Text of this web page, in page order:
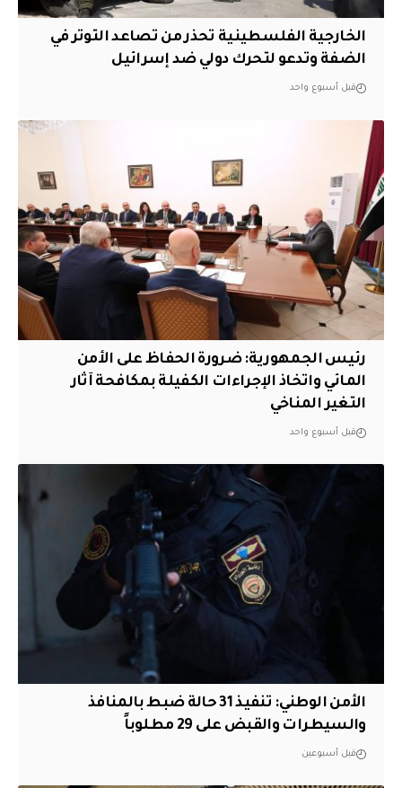
الخارجية الفلسطينية تحذر من تصاعد التوتر في
الضفة وتدعو لتحرك دولي ضد إسرائيل
قبل أسبوع واحد
رئيس الجمهورية: ضرورة الحفاظ على الأمن
المائي واتخاذ الإجراءات الكفيلة بمكافحة آثار
التغير المناخي
قبل أسبوع واحد
الأمن الوطني: تنفيذ 31 حالة ضبط بالمنافذ
والسيطرات والقبض على 29 مطلوباً
قبل أسبوعين